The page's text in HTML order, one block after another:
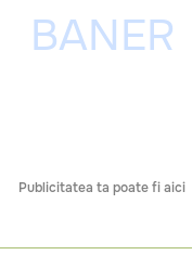
Publicitatea ta poate fi aici